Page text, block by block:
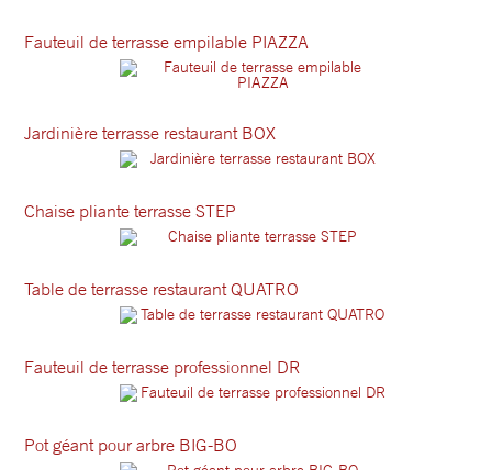
Fauteuil de terrasse empilable PIAZZA
Jardinière terrasse restaurant BOX
Chaise pliante terrasse STEP
Table de terrasse restaurant QUATRO
Fauteuil de terrasse professionnel DR
Pot géant pour arbre BIG-BO